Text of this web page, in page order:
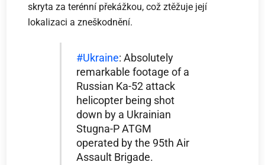
skryta za terénní překážkou, což ztěžuje její
lokalizaci a zneškodnění.
#Ukraine: Absolutely
remarkable footage of a
Russian Ka-52 attack
helicopter being shot
down by a Ukrainian
Stugna-P ATGM
operated by the 95th Air
Assault Brigade.